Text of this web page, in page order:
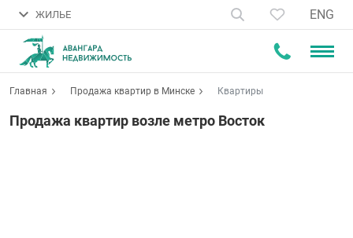
ЖИЛЬЕ ENG
Главная Продажа квартир в Минске Квартиры
Продажа квартир возле метро Восток